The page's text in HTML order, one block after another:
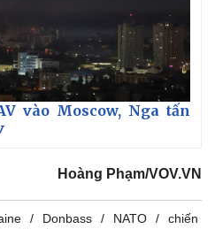
vào Moscow, Nga tấn
Hoàng Phạm/VOV.VN
Donbass NATO
chiến